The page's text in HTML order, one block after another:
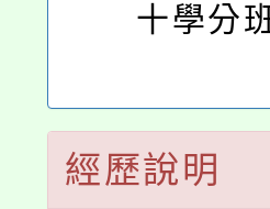
十學分
經歷說明